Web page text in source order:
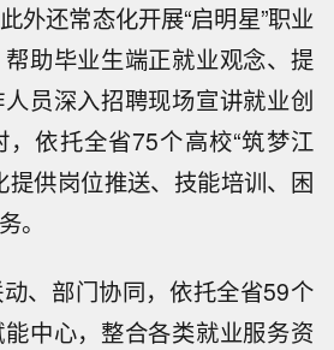
外还常态化开展“启明星”职业
助毕业生端正就业观念、提
员深入招聘现场宣讲就业创
依托全省75个高校“筑梦江
提供岗位推送、技能培训、困
。
、部门协同，依托全省59个
中心，整合各类就业服务资